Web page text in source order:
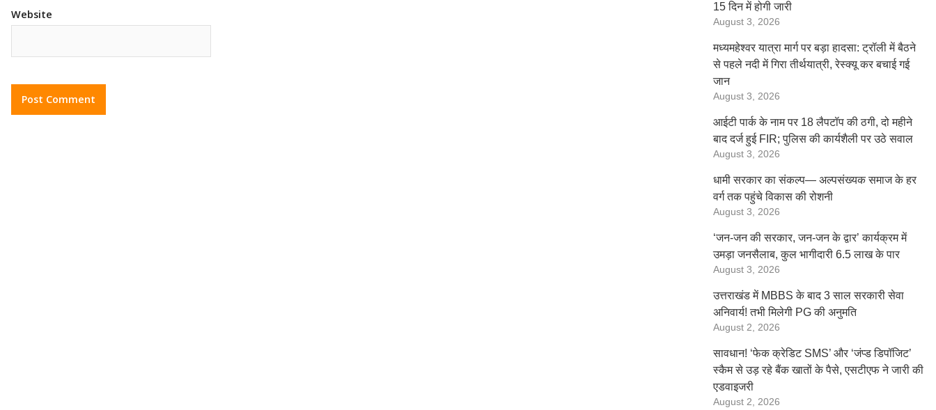
Website
15 दिन में होगी जारी
August 3, 2026
मध्यमहेश्वर यात्रा मार्ग पर बड़ा हादसा: ट्रॉली में बैठने
से पहले नदी में गिरा तीर्थयात्री, रेस्क्यू कर बचाई गई
जान
August 3, 2026
आईटी पार्क के नाम पर 18 लैपटॉप की ठगी, दो महीने
बाद दर्ज हुई FIR; पुलिस की कार्यशैली पर उठे सवाल
August 3, 2026
धामी सरकार का संकल्प— अल्पसंख्यक समाज के हर
वर्ग तक पहुंचे विकास की रोशनी
August 3, 2026
‘जन-जन की सरकार, जन-जन के द्वार’ कार्यक्रम में
उमड़ा जनसैलाब, कुल भागीदारी 6.5 लाख के पार
August 3, 2026
उत्तराखंड में MBBS के बाद 3 साल सरकारी सेवा
अनिवार्य! तभी मिलेगी PG की अनुमति
August 2, 2026
सावधान! ‘फेक क्रेडिट SMS’ और ‘जंप्ड डिपॉजिट’
स्कैम से उड़ रहे बैंक खातों के पैसे, एसटीएफ ने जारी की
एडवाइजरी
August 2, 2026